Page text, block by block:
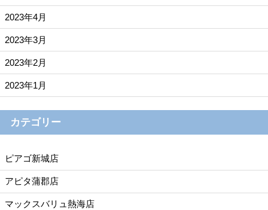
2023年4月
2023年3月
2023年2月
2023年1月
カテゴリー
ピアゴ新城店
アピタ蒲郡店
マックスバリュ熱海店